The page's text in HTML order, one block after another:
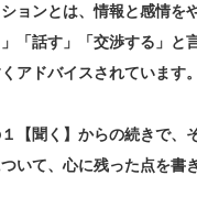
ョンとは、情報と感情を
」「話す」「交渉する」 と
アドバイスされています。
【聞く】からの続きで、
いて、心に残った点を書